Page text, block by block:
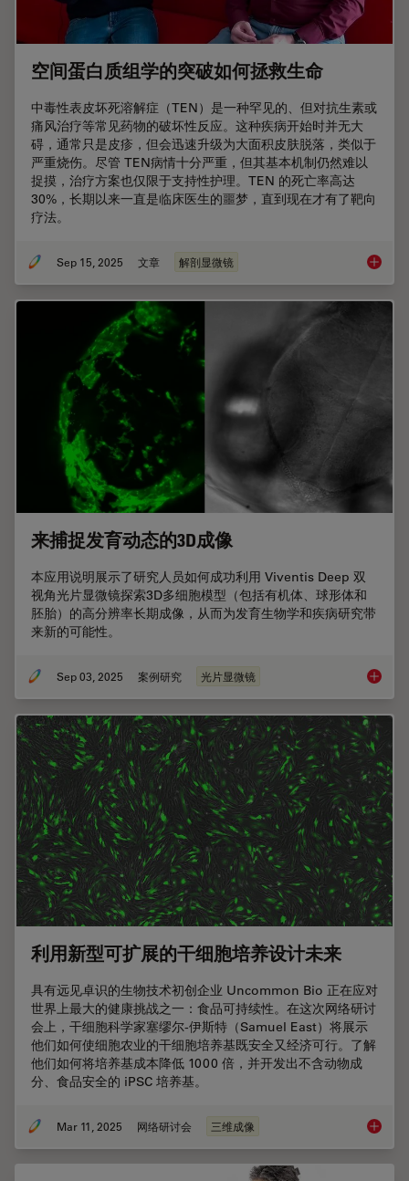
空间蛋白质组学的突破如何拯救生命
中毒性表皮坏死溶解症（TEN）是一种罕见的、但对抗生素或
痛风治疗等常见药物的破坏性反应。这种疾病开始时并无大
碍，通常只是皮疹，但会迅速升级为大面积皮肤脱落，类似于
严重烧伤。尽管 TEN病情十分严重，但其基本机制仍然难以
捉摸，治疗方案也仅限于支持性护理。TEN 的死亡率高达
30%，长期以来一直是临床医生的噩梦，直到现在才有了靶向
疗法。
Sep 15, 2025 文章 解剖显微镜 空间蛋
来捕捉发育动态的3D成像
本应用说明展示了研究人员如何成功利用 Viventis Deep 双
视角光片显微镜探索3D多细胞模型（包括有机体、球形体和
胚胎）的高分辨率长期成像，从而为发育生物学和疾病研究带
来新的可能性。
Sep 03, 2025 案例研究 光片显微镜 来捕捉
利用新型可扩展的干细胞培养设计未来
具有远见卓识的生物技术初创企业 Uncommon Bio 正在应对
世界上最大的健康挑战之一：食品可持续性。在这次网络研讨
会上，干细胞科学家塞缪尔-伊斯特（Samuel East）将展示
他们如何使细胞农业的干细胞培养基既安全又经济可行。了解
他们如何将培养基成本降低 1000 倍，并开发出不含动物成
分、食品安全的 iPSC 培养基。
Mar 11, 2025 网络研讨会 三维成像 利用新